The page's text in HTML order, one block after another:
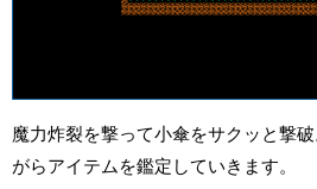
魔力炸裂を撃って小傘をサクッと撃
がらアイテムを鑑定していきます。